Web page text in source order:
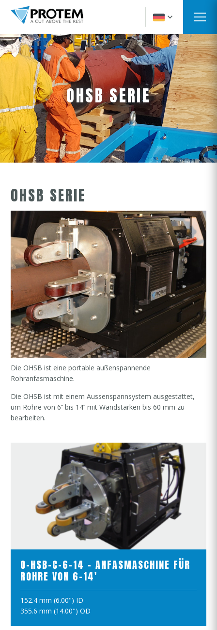
OHSB SERIE
OHSB SERIE
Die OHSB ist eine portable außenspannende
Rohranfasmaschine.
Die OHSB ist mit einem Aussenspannsystem ausgestattet,
um Rohre von 6’’ bis 14’’ mit Wandstärken bis 60 mm zu
bearbeiten.
O-HSB-C-6-14 - ANFASMASCHINE FÜR
ROHRE VON 6-14'
152.4 mm (6.00") ID
355.6 mm (14.00") OD
PRODUKTE ANSCHAUEN
IN DEN WARENKORB